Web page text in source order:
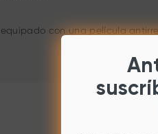
con una película